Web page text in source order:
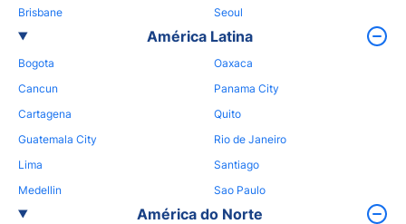
Brisbane
Seoul
América Latina
Bogota
Cancun
Cartagena
Guatemala City
Lima
Medellin
Oaxaca
Panama City
Quito
Rio de Janeiro
Santiago
Sao Paulo
América do Norte